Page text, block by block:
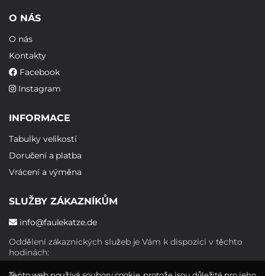
O NÁS
O nás
Kontakty
Facebook
Instagram
INFORMACE
Tabulky velikostí
Doručení a platba
Vrácení a výměna
SLUŽBY ZÁKAZNÍKŮM
info@faulekatze.de
Oddělení zákaznických služeb je Vám k dispozici v těchto
hodinách: